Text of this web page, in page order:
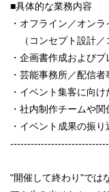
■具体的な業務内容
・オフライン／オン
（コンセプト設計／
・企画書作成および
・芸能事務所／配信
・イベント集客に向
・社内制作チームや
・イベント成果の振
"開催して終わり"では